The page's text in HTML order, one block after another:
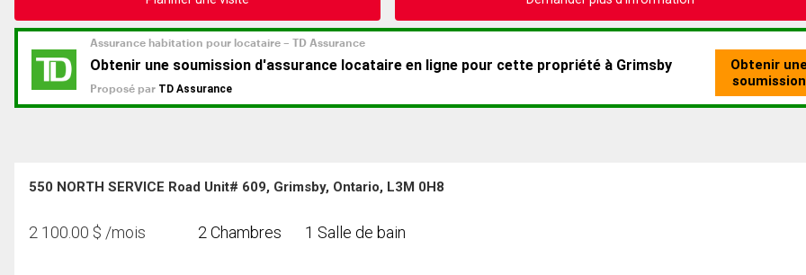
550 NORTH SERVICE Road Unit# 609, Grimsby, Ontario, L3M 0H8
2 100.00 $ /mois 2 Chambres 1 Salle de bain